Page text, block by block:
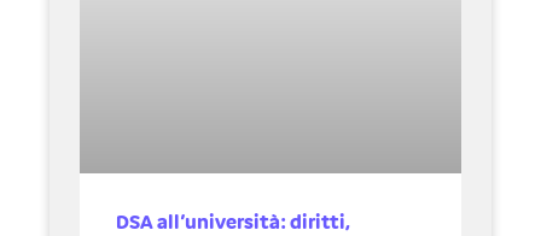
DSA all’università: diritti,